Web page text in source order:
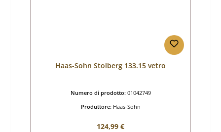
Haas-Sohn Stolberg 133.15 vetro
Numero di prodotto: 01042749
Produttore: Haas-Sohn
Prezzo normale:
124,99 €